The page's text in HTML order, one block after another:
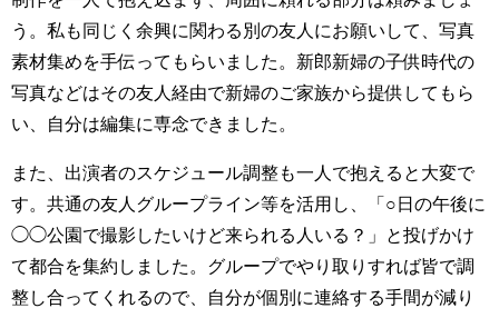
う。私も同じく余興に関わる別の友人にお願いして、写真
素材集めを手伝ってもらいました。新郎新婦の子供時代の
写真などはその友人経由で新婦のご家族から提供してもら
い、自分は編集に専念できました。
また、出演者のスケジュール調整も一人で抱えると大変で
す。共通の友人グループライン等を活用し、「○日の午後に
◯◯公園で撮影したいけど来られる人いる？」と投げかけ
て都合を集約しました。グループでやり取りすれば皆で調
整し合ってくれるので、自分が個別に連絡する手間が減り